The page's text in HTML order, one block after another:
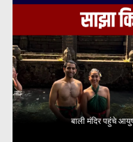
बाली मंदिर पहुंचे